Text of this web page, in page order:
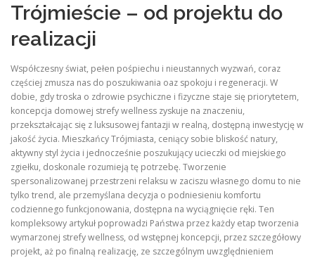
Trójmieście – od projektu do
realizacji
Współczesny świat, pełen pośpiechu i nieustannych wyzwań, coraz
częściej zmusza nas do poszukiwania oaz spokoju i regeneracji. W
dobie, gdy troska o zdrowie psychiczne i fizyczne staje się priorytetem,
koncepcja domowej strefy wellness zyskuje na znaczeniu,
przekształcając się z luksusowej fantazji w realną, dostępną inwestycję w
jakość życia. Mieszkańcy Trójmiasta, ceniący sobie bliskość natury,
aktywny styl życia i jednocześnie poszukujący ucieczki od miejskiego
zgiełku, doskonale rozumieją tę potrzebę. Tworzenie
spersonalizowanej przestrzeni relaksu w zaciszu własnego domu to nie
tylko trend, ale przemyślana decyzja o podniesieniu komfortu
codziennego funkcjonowania, dostępna na wyciągnięcie ręki. Ten
kompleksowy artykuł poprowadzi Państwa przez każdy etap tworzenia
wymarzonej strefy wellness, od wstępnej koncepcji, przez szczegółowy
projekt, aż po finalną realizację, ze szczególnym uwzględnieniem